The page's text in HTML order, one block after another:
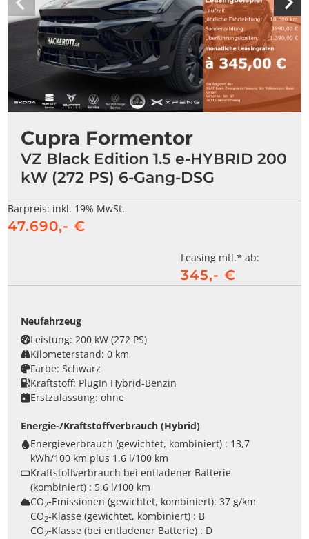
Cupra Formentor
VZ Black Edition 1.5 e-HYBRID 200
kW (272 PS) 6-Gang-DSG
Barpreis: inkl. 19% MwSt.
47.690,- €
Leasing mtl.* ab:
345,- €
Neufahrzeug
Leistung: 200 kW (272 PS)
Kilometerstand: 0 km
Farbe: Schwarz
Kraftstoff: PlugIn Hybrid-Benzin
Erstzulassung: ohne
Energie-/Kraftstoffverbrauch (Hybrid)
Energieverbrauch (gewichtet, kombiniert) : 13,7
kWh/100 km plus 1,6 l/100 km
Kraftstoffverbrauch bei entladener Batterie
(kombiniert) :
5,6 l/100 km
CO2-Emissionen (gewichtet, kombiniert): 37 g/km
CO2 -Klasse (gewichtet, kombiniert) : B
CO2 -Klasse (bei entladener Batterie) : D